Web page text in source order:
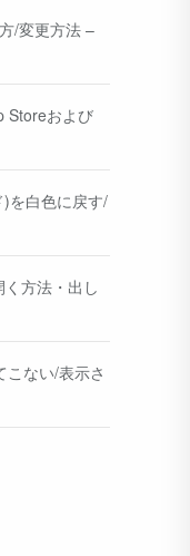
/変更方法 –
Storeおよび
を白色に戻す/
方法・出し
ない/表示さ